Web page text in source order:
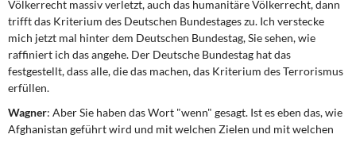
Völkerrecht massiv verletzt, auch das humanitäre Völkerrecht, dann
trifft das Kriterium des Deutschen Bundestages zu. Ich verstecke
mich jetzt mal hinter dem Deutschen Bundestag, Sie sehen, wie
raffiniert ich das angehe. Der Deutsche Bundestag hat das
festgestellt, dass alle, die das machen, das Kriterium des Terrorismus
erfüllen.
Wagner: Aber Sie haben das Wort "wenn" gesagt. Ist es eben das, wie
Afghanistan geführt wird und mit welchen Zielen und mit welchen